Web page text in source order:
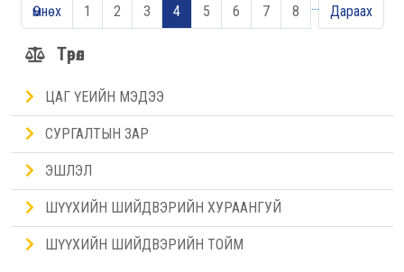
Өмнөх 1 2 3 4 5 6 7 8 … Дараах
Төрөл
ЦАГ ҮЕИЙН МЭДЭЭ
СУРГАЛТЫН ЗАР
ЭШЛЭЛ
ШҮҮХИЙН ШИЙДВЭРИЙН ХУРААНГУЙ
ШҮҮХИЙН ШИЙДВЭРИЙН ТОЙМ